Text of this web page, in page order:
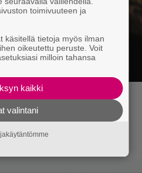
näyttelijät kasvattivat
kikalla – IMDb-
toimivuuteen ja
käsitellä tietoja myös ilman
oikeutettu peruste. Voit
milloin tahansa
kaikki
valintani